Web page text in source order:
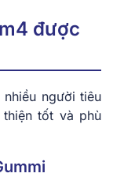
được
người tiêu
tốt và phù